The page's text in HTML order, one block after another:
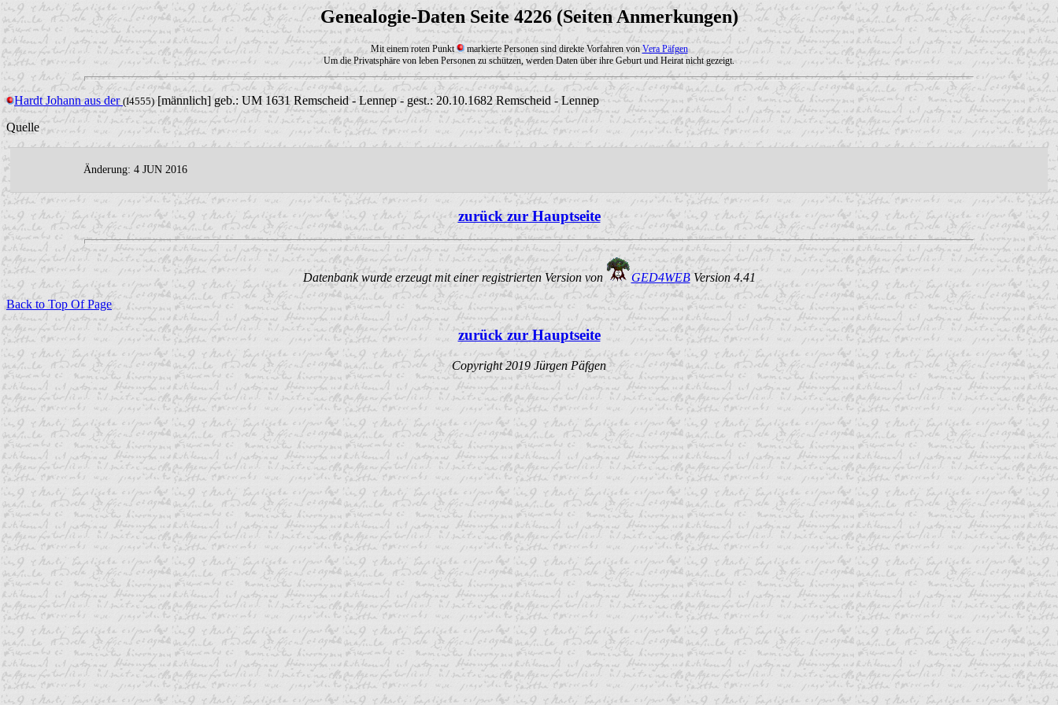
Genealogie-Daten Seite 4226 (Seiten Anmerkungen)
Mit einem roten Punkt markierte Personen sind direkte Vorfahren vonVera Päfgen
Um die Privatsphäre von leben Personen zu schützen, werden Daten über ihre Geburt und Heirat nicht gezeigt.
Hardt Johann aus der (I4555)[männlich] geb.: UM 1631 Remscheid - Lennep - gest.: 20.10.1682 Remscheid - Lennep
Quelle
Änderung: 4 JUN 2016
zurück zur Hauptseite
Datenbank wurde erzeugt mit einer registrierten Version von GED4WEBVersion 4.41
Back to Top Of Page
zurück zur Hauptseite
Copyright 2019 Jürgen Päfgen